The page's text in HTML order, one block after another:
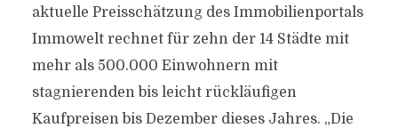
aktuelle Preisschätzung des Immobilienportals
Immowelt rechnet für zehn der 14 Städte mit
mehr als 500.000 Einwohnern mit
stagnierenden bis leicht rückläufigen
Kaufpreisen bis Dezember dieses Jahres. „Die